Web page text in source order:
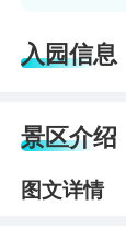
入园信息
景区介绍
图文详情